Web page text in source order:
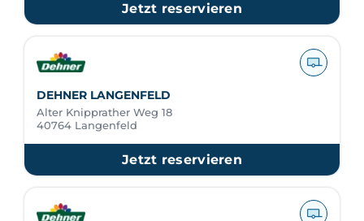
Jetzt reservieren
DEHNER LANGENFELD
Alter Knipprather Weg 18
40764 Langenfeld
Jetzt reservieren